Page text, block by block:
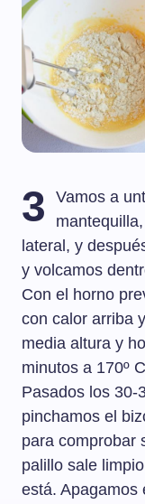
3
Vamos a
lateral, y
y volcamos
Con el horno
con calor arriba
media altura y
minutos a 170º
Pasados los 30-
pinchamos el
para comprobar
palillo sale
está. Apagamos